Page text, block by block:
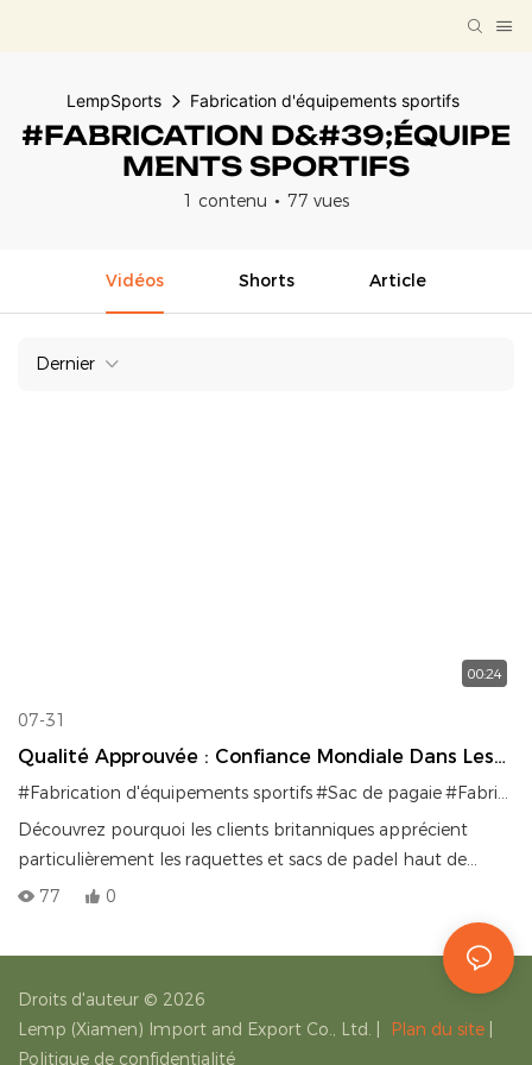
LempSports Fabrication d'équipements sportifs
#FABRICATION D&#39;ÉQUIPE
MENTS SPORTIFS
1 contenu 77 vues
Vidéos Shorts Article
Dernier
00:24
07-31
Qualité Approuvée : Confiance Mondiale Dans Les
Équipements De Padel LEMP China.
#Fabrication d'équipements sportifs#Sac de pagaie#Fabricant de sacs OEM
Découvrez pourquoi les clients britanniques apprécient
particulièrement les raquettes et sacs de padel haut de
gamme de LEMP China présentés à la Foire de Canton.
Explorez nos solutions de sacs OEM/ODM de haute qualité
77 0
Droits d'auteur © 2026
Lemp (Xiamen) Import and Export Co., Ltd.
Plan du site
Politique de confidentialité